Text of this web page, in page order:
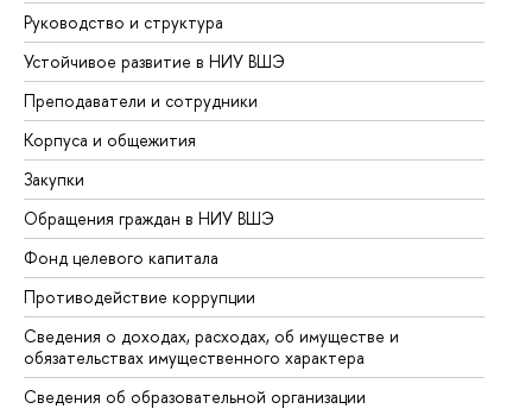
Руководство и структура
Устойчивое развитие в НИУ ВШЭ
Преподаватели и сотрудники
Корпуса и общежития
Закупки
Обращения граждан в НИУ ВШЭ
Фонд целевого капитала
Противодействие коррупции
Сведения о доходах, расходах, об имуществе и
обязательствах имущественного характера
Сведения об образовательной организации